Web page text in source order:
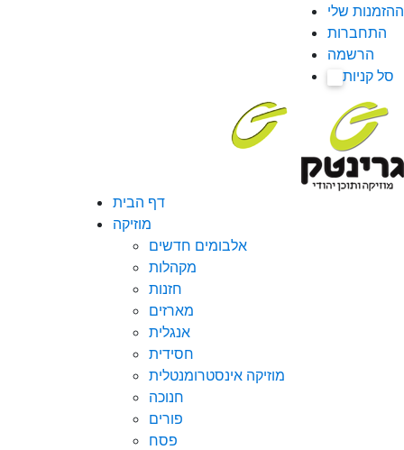
ההזמנות שלי
התחברות
הרשמה
סל קניות
דף הבית
מוזיקה
אלבומים חדשים
מקהלות
חזנות
מארזים
אנגלית
חסידית
מוזיקה אינסטרומנטלית
חנוכה
פורים
פסח